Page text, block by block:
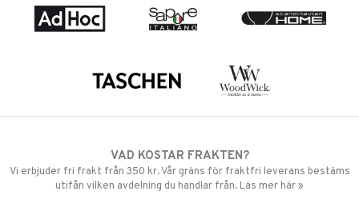
VAD KOSTAR FRAKTEN?
Vi erbjuder fri frakt från 350 kr. Vår gräns för fraktfri leverans bestäms
utifån vilken avdelning du handlar från. Läs mer här »